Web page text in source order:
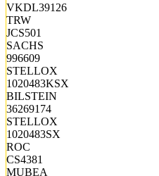
VKDL39126
TRW
JCS501
SACHS
996609
STELLOX
1020483KSX
BILSTEIN
36269174
STELLOX
1020483SX
ROC
CS4381
MUBEA